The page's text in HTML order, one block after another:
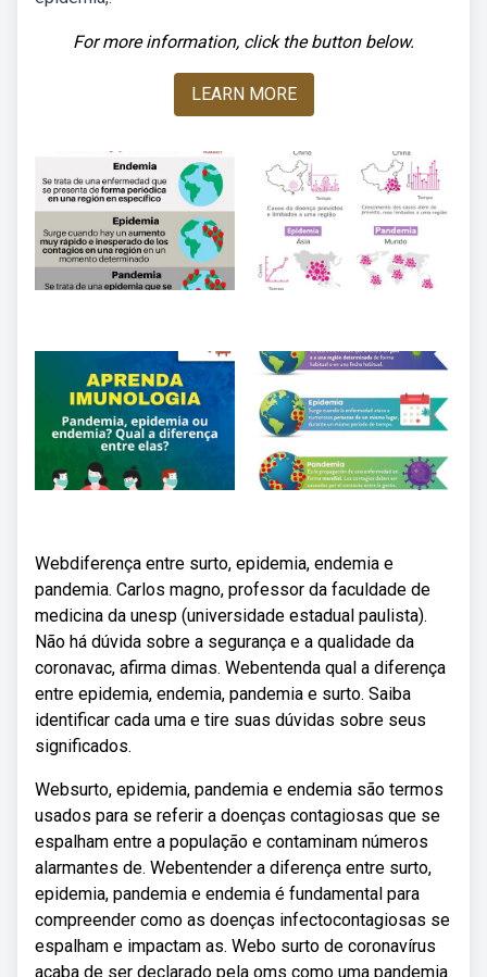
For more information, click the button below.
LEARN MORE
Webdiferença entre surto, epidemia, endemia e
pandemia. Carlos magno, professor da faculdade de
medicina da unesp (universidade estadual paulista).
Não há dúvida sobre a segurança e a qualidade da
coronavac, afirma dimas. Webentenda qual a diferença
entre epidemia, endemia, pandemia e surto. Saiba
identificar cada uma e tire suas dúvidas sobre seus
significados.
Websurto, epidemia, pandemia e endemia são termos
usados para se referir a doenças contagiosas que se
espalham entre a população e contaminam números
alarmantes de. Webentender a diferença entre surto,
epidemia, pandemia e endemia é fundamental para
compreender como as doenças infectocontagiosas se
espalham e impactam as. Webo surto de coronavírus
acaba de ser declarado pela oms como uma pandemia